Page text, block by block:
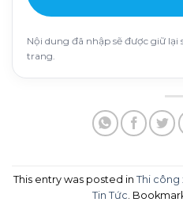
Nội dung đã nhập sẽ được giữ lại
trang.
This entry was posted in Thi công
Tin Tức .